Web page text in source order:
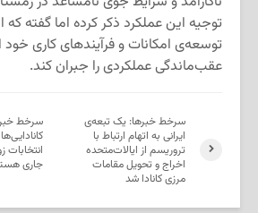
توجیه این عملکرد ذکر کرده اما گفته
توسعه‌ی امکانات و فرآیندهای کاری
عقب‌ماندگی عملکردی را جبران کند.
سرخط
انتخابات
جاری
سرخط خبرها: یک تبعه‌ی
ایرانی به اتهام ارتباط با
تروریسم از ایالات‌متحده
اخراج و تحویل مقامات
مرزی کانادا شد